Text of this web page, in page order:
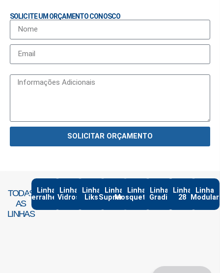
SOLICITE UM ORÇAMENTO CONOSCO
SOLICITAR ORÇAMENTO
TODAS
AS
LINHAS
Linha
Serralheria
Linha
Vidros
Linha
Liks
Linha
Suprema
Linha
Mosqueteiro
Linha
Gradil
Linha
28
Linha
Modular